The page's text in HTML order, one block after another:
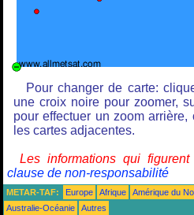
Pour changer de carte:
une croix noire pour zoomer,
pour effectuer un zoom
les cartes adjacentes.
Les informations qui
clause de non-responsabilité
METAR-TAF: Europe Afrique Amérique du
Australie-Océanie
Autres